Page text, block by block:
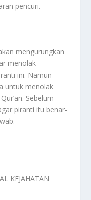
pencuri.
mengurungkan
menolak
ini. Namun
untuk menolak
Sebelum
piranti itu benar-
KEJAHATAN